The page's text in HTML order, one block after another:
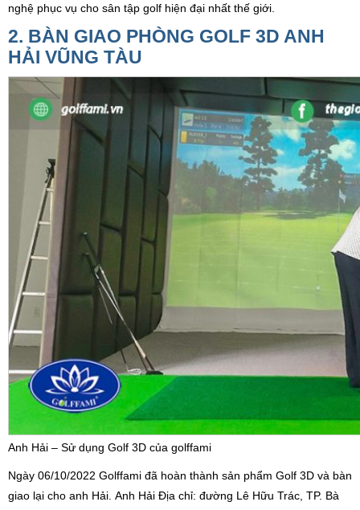
nghệ phục vụ cho sân tập golf hiện đại nhất thế giới.
2. BÀN GIAO PHÒNG GOLF 3D ANH
HẢI VŨNG TÀU
Anh Hải – Sử dụng Golf 3D của golffami
Ngày 06/10/2022 Golffami đã hoàn thành sản phẩm Golf 3D và bàn
giao lại cho anh Hải. Anh Hải Địa chỉ: đường Lê Hữu Trác, TP. Bà